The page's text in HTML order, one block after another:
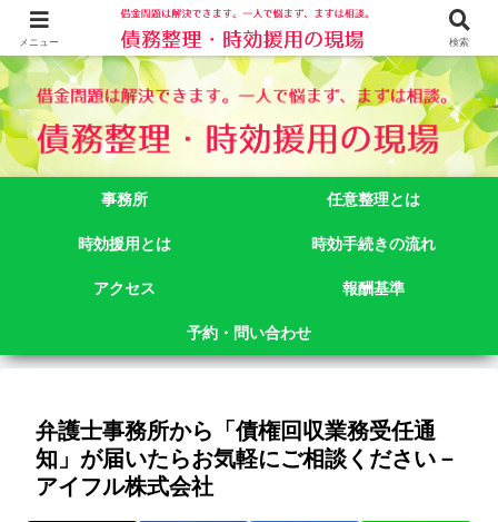
借金問題でお悩みなら司法書士法人御苑総合事務所にご相談下さい。 東京都
新宿区新宿二丁目５番１号アルテビル新宿４階 TEL:03-3356-3750
事務所 任意整理とは
時効援用とは 時効手続きの流れ
アクセス 報酬基準
予約・問い合わせ
弁護士事務所から「債権回収業務受任通
知」が届いたらお気軽にご相談ください－
アイフル株式会社
メニュー 検索